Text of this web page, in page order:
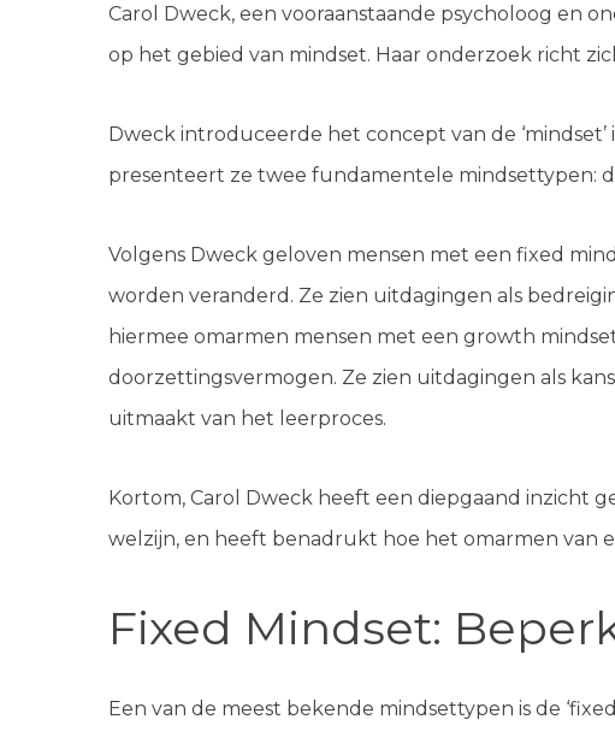
Carol Dweck, een vooraanstaande psycholoog en
op het gebied van mindset. Haar onderzoek richt
Dweck introduceerde het concept van de
presenteert ze twee fundamentele mindsettypen:
Volgens Dweck geloven mensen met een fixed
worden veranderd. Ze zien uitdagingen als
hiermee omarmen mensen met een growth
doorzettingsvermogen. Ze zien uitdagingen als
uitmaakt van het leerproces.
Kortom, Carol Dweck heeft een diepgaand inzicht
welzijn, en heeft benadrukt hoe het omarmen van
Fixed Mindset:
Een van de meest bekende mindsettypen is de